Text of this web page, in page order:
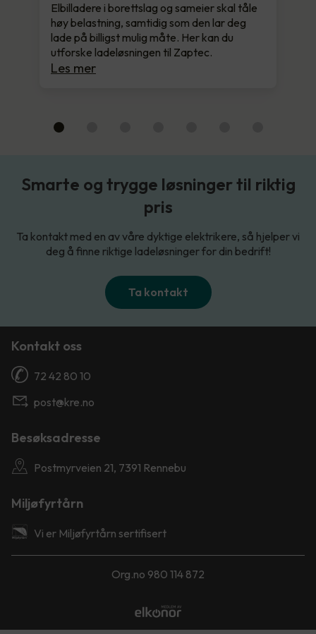
Elbilladere i borettslag og sameier skal tåle
høy belastning, samtidig som den lar deg
lade på billigst mulig måte. Her kan du
utforske ladeløsningen til Zaptec.
Les mer
Smarte og trygge løsninger til riktig
pris
Ta kontakt med en av våre dyktige elektrikere, så hjelper vi
deg å finne riktige ladeløsninger for din bedrift!
Ta kontakt
Kontakt oss
72 42 80 10
post@kre.no
Besøksadresse
Postmyrveien 21, 7391 Rennebu
Miljøfyrtårn
Vi er Miljøfyrtårn sertifisert
Org.no 980 114 872